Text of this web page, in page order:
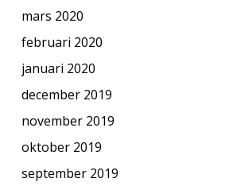
mars 2020
februari 2020
januari 2020
december 2019
november 2019
oktober 2019
september 2019